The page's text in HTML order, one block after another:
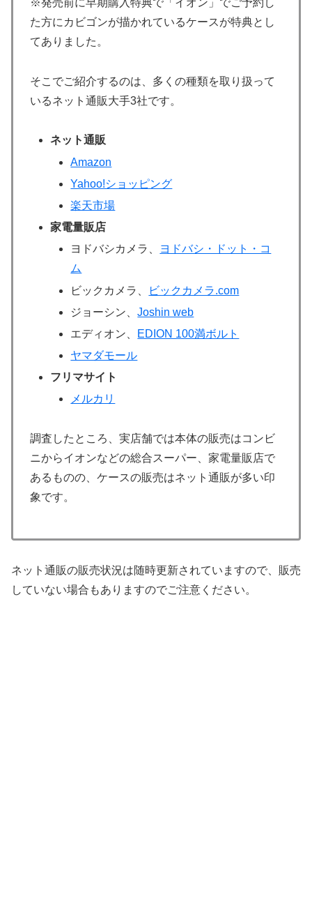
た方にカビゴンが描かれているケースが特典とし
てありました。
そこでご紹介するのは、多くの種類を取り扱って
いるネット通販大手3社です。
ネット通販
Amazon
Yahoo!ショッピング
楽天市場
家電量販店
ヨドバシカメラ、 ヨドバシ・ドット・コ
ム
ビックカメラ、
ビックカメラ.com
ジョーシン、Joshin web
エディオン、 EDION 100満ボルト
ヤマダモール
フリマサイト
メルカリ
調査したところ、実店舗では本体の販売はコンビ
ニからイオンなどの総合スーパー、家電量販店で
あるものの、ケースの販売はネット通販が多い印
象です。
ネット通販の販売状況は随時更新されていますので、販売
していない場合もありますのでご注意ください。